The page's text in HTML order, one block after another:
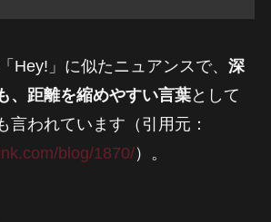
Hey!」に似たニュアンスで、 深
、距離を縮めやすい言葉として
言われています（引用元：
blog/1870/）。